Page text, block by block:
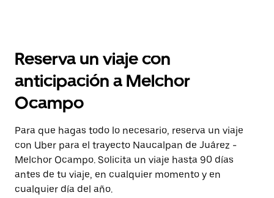
el
y
selecciona
una
Presiona
la
tecla Esc
para
cerrar
el
calendario.
Reserva un viaje con
anticipación a Melchor
Ocampo
Para que hagas todo lo necesario, reserva un viaje
con Uber para el trayecto Naucalpan de Juárez -
Melchor Ocampo. Solicita un viaje hasta 90 días
antes de tu viaje, en cualquier momento y en
cualquier día del año.